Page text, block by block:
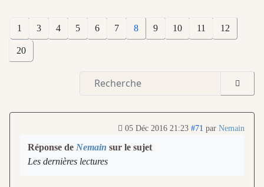
1 3 4 5 6 7 8 9 10 11 12
20
05 Déc 2016 21:23 #71 par Nemain
Réponse de Nemain sur le sujet
Les dernières lectures